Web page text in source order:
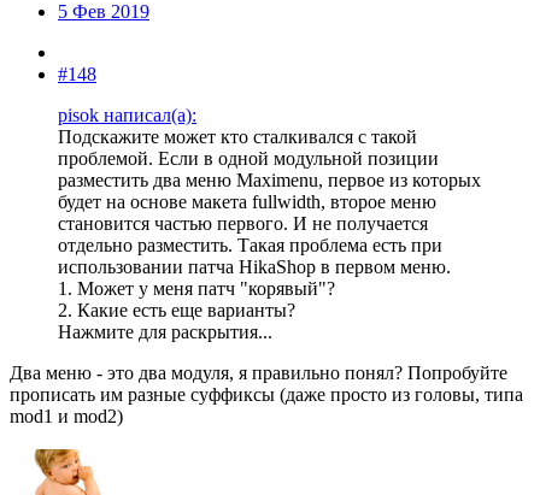
5 Фев 2019
#148
pisok написал(а):
Подскажите может кто сталкивался с такой
проблемой. Если в одной модульной позиции
разместить два меню Maximenu, первое из которых
будет на основе макета fullwidth, второе меню
становится частью первого. И не получается
отдельно разместить. Такая проблема есть при
использовании патча HikaShop в первом меню.
1. Может у меня патч "корявый"?
2. Какие есть еще варианты?
Нажмите для раскрытия...
Два меню - это два модуля, я правильно понял? Попробуйте
прописать им разные суффиксы (даже просто из головы, типа
mod1 и mod2)